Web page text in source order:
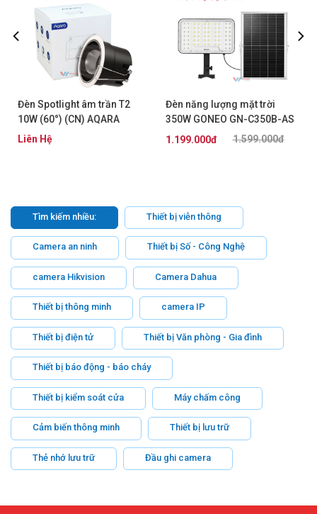
Đèn Spotlight âm trần T2
10W (60°) (CN) AQARA
LTSZNTD01LM
Liên Hệ
Đèn năng lượng mặt trời
350W GONEO GN-C350B-AS
1.599.000đ
1.199.000đ
Tìm kiếm nhiều: Thiết bị viễn thông
Camera an ninh Thiết bị Số - Công Nghệ
camera Hikvision Camera Dahua
Thiết bị thông minh camera IP
Thiết bị điện tử Thiết bị Văn phòng - Gia đình
Thiết bị báo động - báo cháy
Thiết bị kiểm soát cửa Máy chấm công
Cảm biến thông minh Thiết bị lưu trữ
Thẻ nhớ lưu trữ Đầu ghi camera